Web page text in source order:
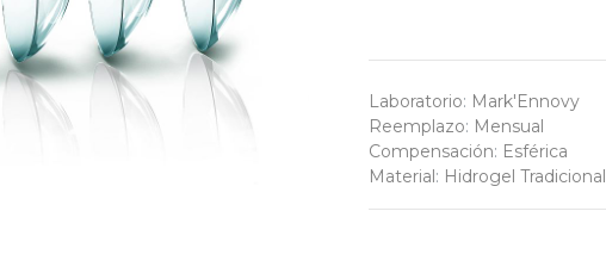
Laboratorio: Mark'Ennovy
Reemplazo: Mensual
Compensación: Esférica
Material: Hidrogel Tradicional